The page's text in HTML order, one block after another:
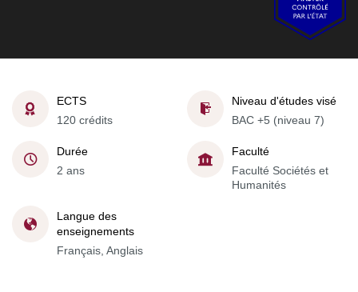
ECTS
120 crédits
Niveau d'études visé
BAC +5 (niveau 7)
Durée
2 ans
Faculté
Faculté Sociétés et
Humanités
Langue des
enseignements
Français, Anglais